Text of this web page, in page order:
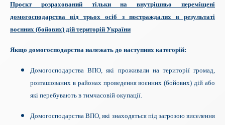
Проєкт розрахований тільки на внутрішньо переміщені
домогосподарства від трьох осіб з постраждалих в результаті
воєнних (бойових) дій територій України
Якщо домогосподарства належать до наступних категорій:
Домогосподарства ВПО, які проживали на території громад,
розташованих в районах проведення воєнних (бойових) дій або
які перебувають в тимчасовій окупації.
Домогосподарства ВПО, які знаходяться під загрозою виселення